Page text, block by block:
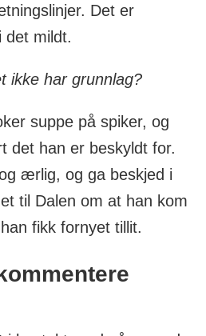
Det er
det mildt.
ikke har grunnlag?
suppe på spiker, og
det han er beskyldt for.
ærlig, og ga beskjed i
til Dalen om at han kom
fikk fornyet tillit.